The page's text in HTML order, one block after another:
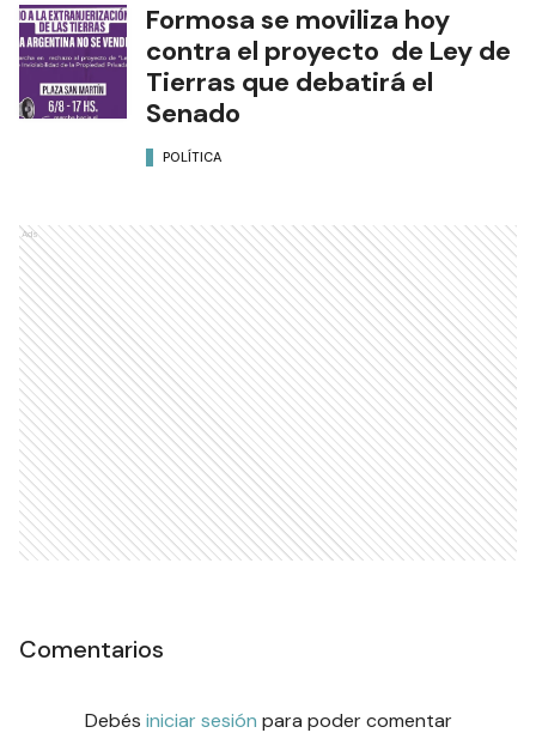
Formosa se moviliza hoy
contra el proyecto de Ley de
Tierras que debatirá el
Senado
POLÍTICA
Ads
Comentarios
Debés iniciar sesión para poder comentar